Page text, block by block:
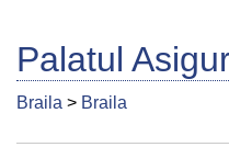
Palatul
Braila > Braila